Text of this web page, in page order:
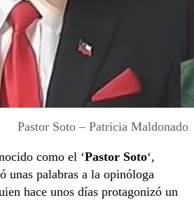
Pastor Soto – Patricia Maldonado
como el ‘Pastor Soto‘,
unas palabras a la opinóloga
hace unos días protagonizó un